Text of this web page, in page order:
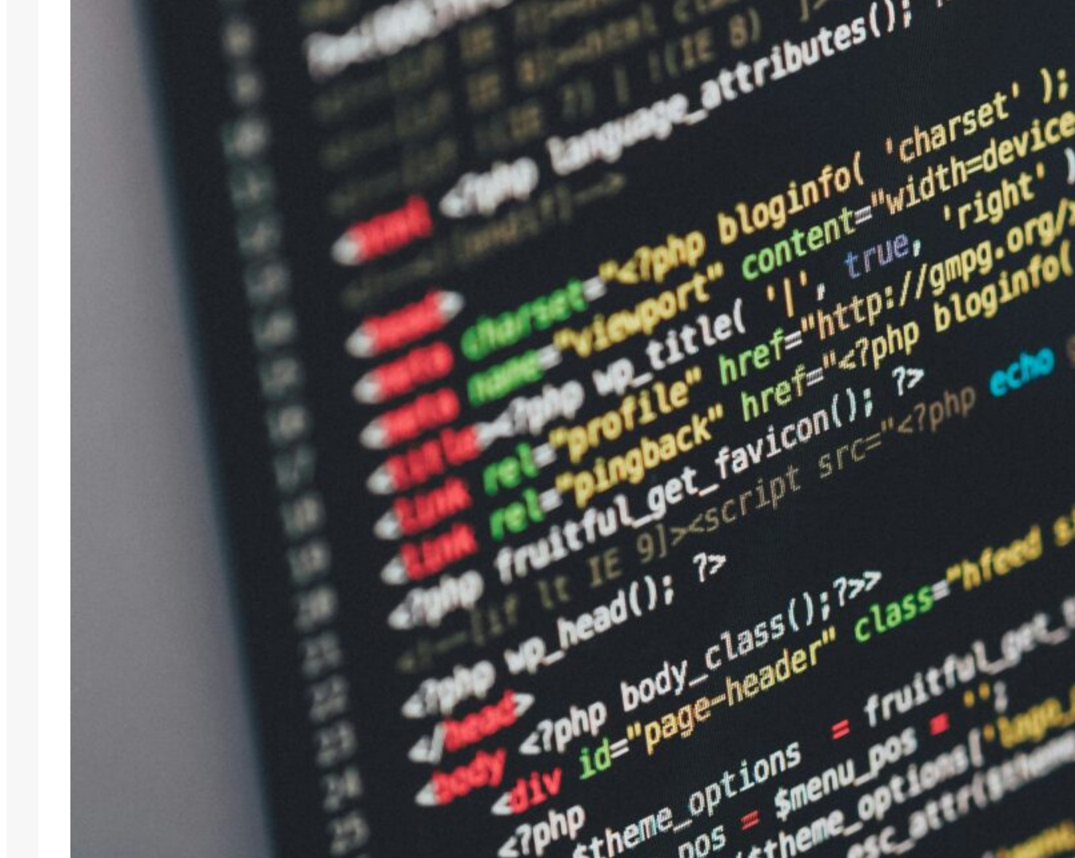
Wer hinter Soreon steht
Soreon ist eine unabhängige Redaktion
von Tech-Denkern, Analysten und
kreativen Pragmatikern. Unser Ziel:
fundierter Journalismus über
Technologie, der verständlich bleibt – und
nützlich ist.
Wir arbeiten interdisziplinär,
datenbasiert und redaktionell
unabhängig.
Aktuelle News
Fachblog Reichweite systematisch steigern –
Strategien für nachhaltigen organischen
Traffic
23. Januar 2026
Tech Blog ist tot – es lebe der Tech
Blog: Wie persönliche Perspektiven
Corporate Content schlagen
12. Januar 2026
Suchintention-Analyse für komplexe
Technologien – Methoden,
Herausforderungen und praktische
Anwendung
9. Januar 2026
Sichtbarkeit von Innovationsprojekten im
Web: Wenn Innovationen im digitalen